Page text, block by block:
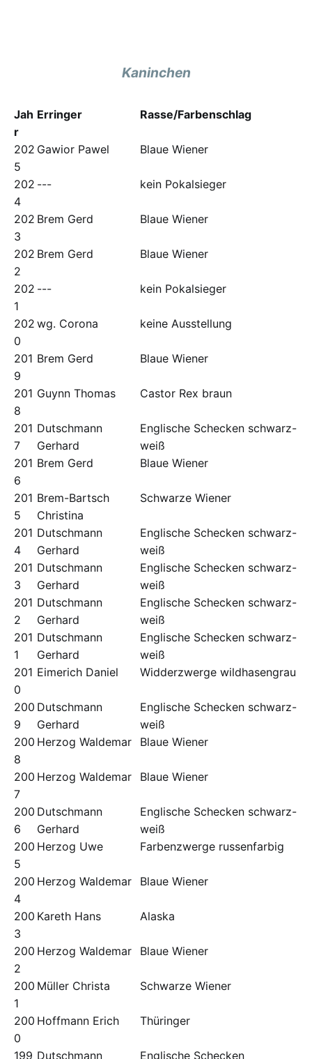
Kaninchen
Jah
r
Erringer Rasse/Farbenschlag
202
5
Gawior Pawel Blaue Wiener
202
4
--- kein Pokalsieger
202
3
Brem Gerd Blaue Wiener
202
2
Brem Gerd Blaue Wiener
202
1
--- kein Pokalsieger
202
0
wg. Corona keine Ausstellung
201
9
Brem Gerd Blaue Wiener
201
8
Guynn Thomas Castor Rex braun
201
7
Dutschmann
Gerhard
Englische Schecken schwarz-
weiß
201
6
Brem Gerd Blaue Wiener
201
5
Brem-Bartsch
Christina
Schwarze Wiener
201
4
Dutschmann
Gerhard
Englische Schecken schwarz-
weiß
201
3
Dutschmann
Gerhard
Englische Schecken schwarz-
weiß
201
2
Dutschmann
Gerhard
Englische Schecken schwarz-
weiß
201
1
Dutschmann
Gerhard
Englische Schecken schwarz-
weiß
201
0
Eimerich Daniel Widderzwerge wildhasengrau
200
9
Dutschmann
Gerhard
Englische Schecken schwarz-
weiß
200
8
Herzog Waldemar Blaue Wiener
200
7
Herzog Waldemar Blaue Wiener
200
6
Dutschmann
Gerhard
Englische Schecken schwarz-
weiß
200
5
Herzog Uwe Farbenzwerge russenfarbig
200
4
Herzog Waldemar Blaue Wiener
200
3
Kareth Hans Alaska
200
2
Herzog Waldemar Blaue Wiener
200
1
Müller Christa Schwarze Wiener
200
0
Hoffmann Erich Thüringer
199 Dutschmann Englische Schecken